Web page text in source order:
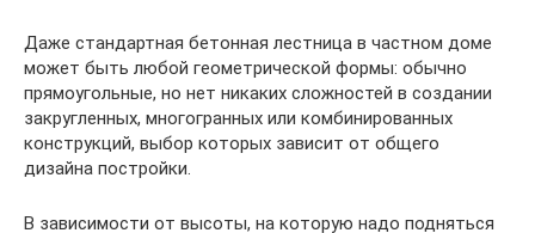
Даже стандартная бетонная лестница в частном доме
может быть любой геометрической формы: обычно
прямоугольные, но нет никаких сложностей в создании
закругленных, многогранных или комбинированных
конструкций, выбор которых зависит от общего
дизайна постройки.
В зависимости от высоты, на которую надо подняться